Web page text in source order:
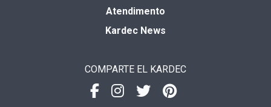
Atendimento
Kardec News
COMPARTE EL KARDEC